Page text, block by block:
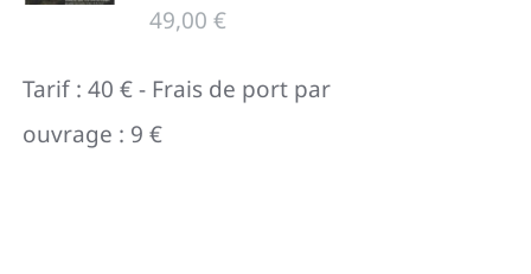
49,00 €
Tarif : 40 € - Frais de port par
ouvrage : 9 €